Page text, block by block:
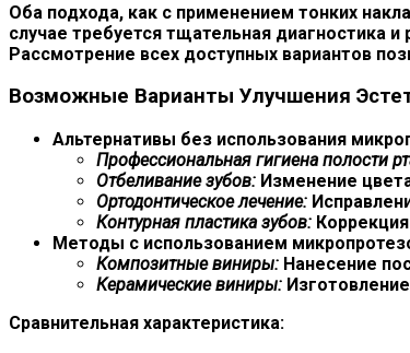
Оба подхода, как с применением тонких
случае требуется тщательная диагностика
Рассмотрение всех доступных вариантов
Возможные Варианты Улучшения
Альтернативы без использования
Профессиональная гигиена полости
Отбеливание зубов: Изменение
Ортодонтическое лечение:
Контурная пластика зубов:
Методы с использованием
Композитные виниры: Нанесение
Керамические виниры:
Сравнительная характеристика: